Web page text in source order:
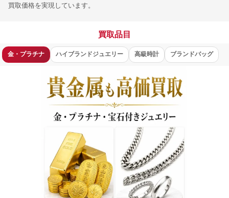
買取価格を実現しています。
買取品目
金・プラチナ ハイブランドジュエリー 高級時計 ブランドバッグ